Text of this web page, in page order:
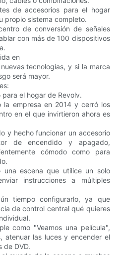
de accesorios para el hogar
propio sistema completo.
de conversión de señales
con más de 100 dispositivos
en
tecnologías, y si la marca
será mayor.
el hogar de Revolv.
la empresa en 2014 y cerró los
en el que invirtieron ahora es
y hecho funcionar un accesorio
de encendido y apagado,
cómodo como para
una escena que utilice un solo
instrucciones a múltiples
tiempo configurarlo, ya que
de control central qué quieres
como "Veamos una película",
atenuar las luces y encender el
de DVD.